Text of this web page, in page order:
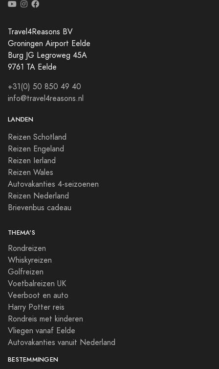
Travel4Reasons BV
Groningen Airport Eelde
Burg JG Legroweg 45A
9761 TA Eelde
+31(0) 50 850 49 40
info@travel4reasons.nl
LANDEN
Reizen Schotland
Reizen Engeland
Reizen Ierland
Reizen Wales
Autovakanties 4-seizoenen
Reizen Nederland
Brievenbus cadeau
THEMA'S
Rondreizen
Whiskyreizen
Golfreizen
Voetbalreizen UK
Veerboot en auto
Harry Potter reis
Rondreis met kinderen
Vliegen vanaf Eelde
Autovakanties vanuit Nederland
BESTEMMINGEN